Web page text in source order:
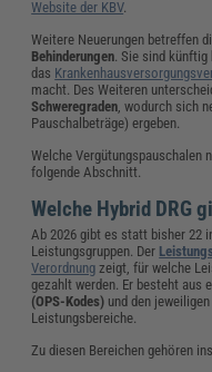
Website der KBV.
Weitere Neuerungen betreffen
Behinderungen . Sie sind künftig
das
macht. Des Weiteren
Schweregraden , wodurch sich
Pauschalbeträge) ergeben.
Welche Vergütungspauschalen
folgende Abschnitt.
Welche Hybrid DRG
Ab 2026 gibt es statt bisher 22
Leistungsgruppen. Der
Verordnung zeigt, für welche
gezahlt werden. Er besteht aus
(OPS-Kodes) und den
Leistungsbereiche.
Zu diesen Bereichen gehören